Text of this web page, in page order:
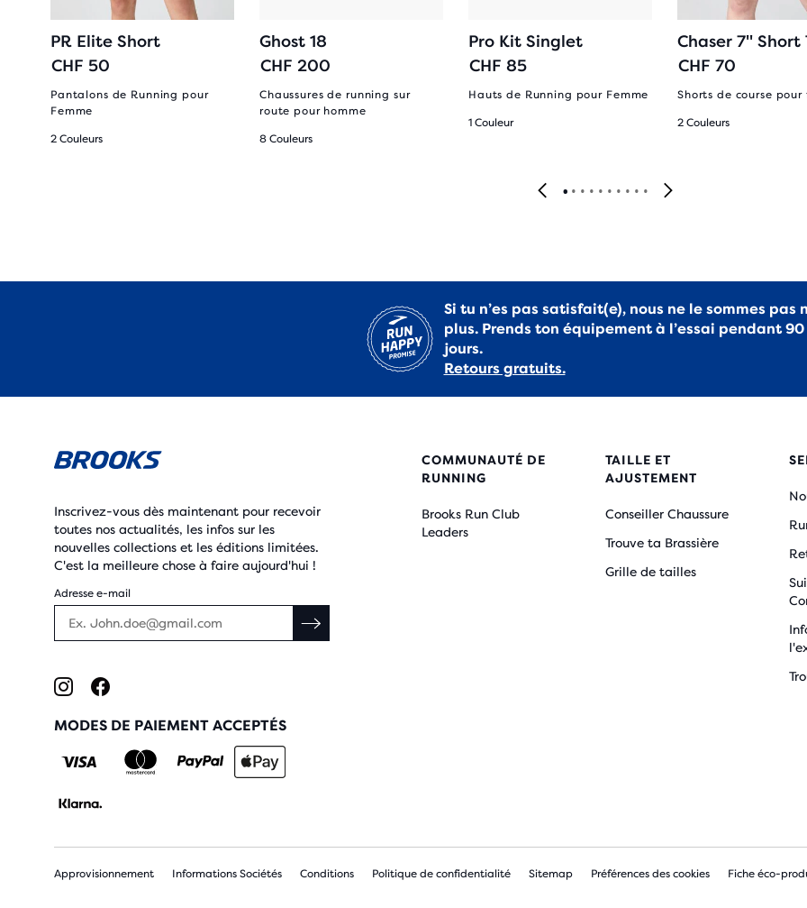
PR Elite Short
CHF 50
Pantalons de Running pour
Femme
2 Couleurs
Ghost 18
CHF 200
Chaussures de running sur
route pour homme
8 Couleurs
Pro Kit Singlet
CHF 85
Hauts de Running pour Femme
1 Couleur
Chaser 7"
CHF 70
Shorts de course pour
2 Couleurs
Si tu n’es pas satisfait(e), nous ne le sommes pas
plus. Prends ton équipement à l’essai pendant 90
jours.
Retours gratuits.
Inscrivez-vous dès maintenant pour recevoir
toutes nos actualités, les infos sur les
nouvelles collections et les éditions limitées.
C'est la meilleure chose à faire aujourd'hui !
Adresse e-mail
MODES DE PAIEMENT ACCEPTÉS
COMMUNAUTÉ DE
RUNNING
Brooks Run Club
Leaders
TAILLE ET
AJUSTEMENT
Conseiller Chaussure
Trouve ta Brassière
Grille de tailles
Approvisionnement Informations Sociétés Conditions Politique de confidentialité Sitemap Préférences des cookies Fiche éco-